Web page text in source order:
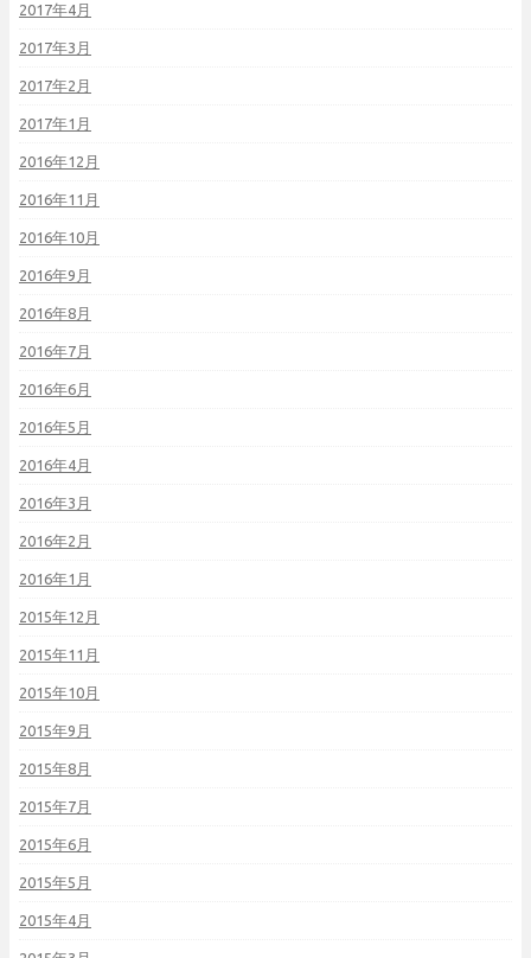
2017年4月
2017年3月
2017年2月
2017年1月
2016年12月
2016年11月
2016年10月
2016年9月
2016年8月
2016年7月
2016年6月
2016年5月
2016年4月
2016年3月
2016年2月
2016年1月
2015年12月
2015年11月
2015年10月
2015年9月
2015年8月
2015年7月
2015年6月
2015年5月
2015年4月